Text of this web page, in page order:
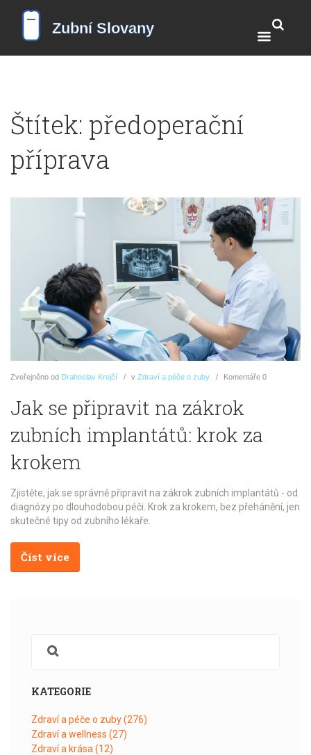
Štítek: předoperační
příprava
Zveřejněno od Drahoslav Krejčí v Zdraví a péče o zuby Komentáře 0
Jak se připravit na zákrok
zubních implantátů: krok za
krokem
Zjistěte, jak se správně připravit na zákrok zubních implantátů - od
diagnózy po dlouhodobou péči. Krok za krokem, bez přehánění, jen
skutečné tipy od zubního lékaře.
Číst více
KATEGORIE
Zdraví a péče o zuby(276)
Zdraví a wellness (27)
Zdraví a krása (12)